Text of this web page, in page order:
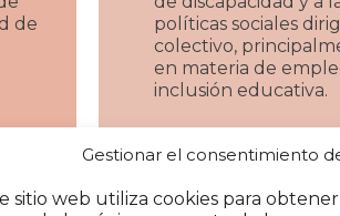
Gestionar el consentimiento
sitio web utiliza cookies para
de
políticas sociales
colectivo,
en materia de
inclusión educativa.